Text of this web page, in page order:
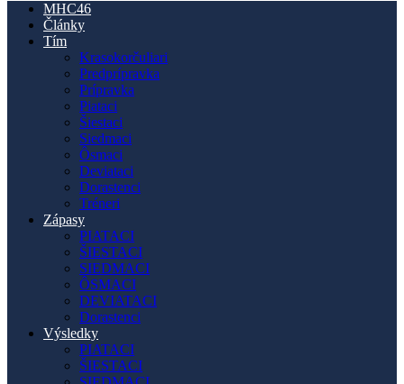
MHC46
Články
Tím
Krasokorčuliari
Predprípravka
Prípravka
Piataci
Šiestaci
Siedmaci
Ôsmaci
Deviataci
Dorastenci
Tréneri
Zápasy
PIATACI
ŠIESTACI
SIEDMACI
ÔSMACI
DEVIATACI
Dorastenci
Výsledky
PIATACI
ŠIESTACI